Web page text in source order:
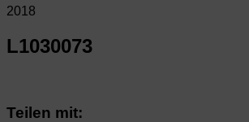
2018
L1030073
Teilen mit: